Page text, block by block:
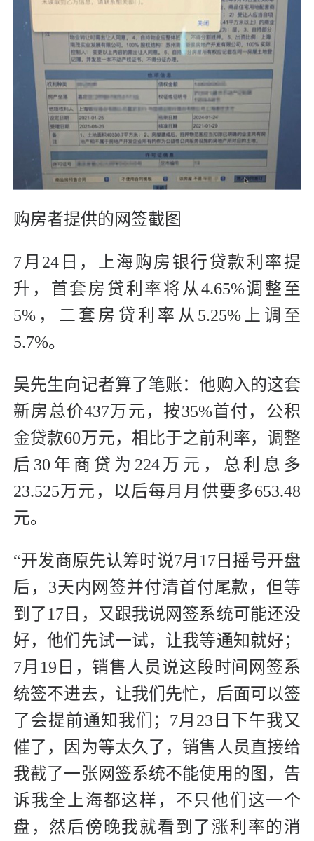
购房者提供的网签截图
7月24日，上海购房银行贷款利率提
升，首套房贷利率将从4.65%调整至
5%，二套房贷利率从5.25%上调至
5.7%。
吴先生向记者算了笔账：他购入的这套
新房总价437万元，按35%首付，公积
金贷款60万元，相比于之前利率，调整
后30年商贷为224万元，总利息多
23.525万元，以后每月月供要多653.48
元。
“开发商原先认筹时说7月17日摇号开盘
后，3天内网签并付清首付尾款，但等
到了17日，又跟我说网签系统可能还没
好，他们先试一试，让我等通知就好；
7月19日，销售人员说这段时间网签系
统签不进去，让我们先忙，后面可以签
了会提前通知我们；7月23日下午我又
催了，因为等太久了，销售人员直接给
我截了一张网签系统不能使用的图，告
诉我全上海都这样，不只他们这一个
盘，然后傍晚我就看到了涨利率的消